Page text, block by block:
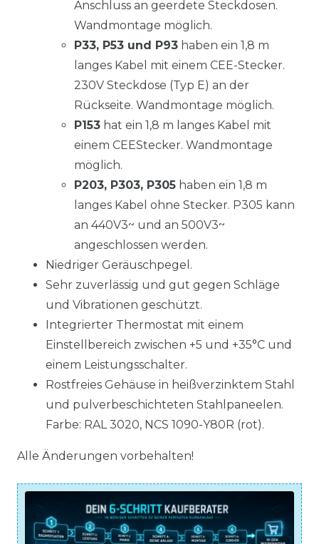
Anschluss an geerdete Steckdosen.
Wandmontage möglich.
P33, P53 und P93 haben ein 1,8 m
langes Kabel mit einem CEE-Stecker.
230V Steckdose (Typ E) an der
Rückseite. Wandmontage möglich.
P153 hat ein 1,8 m langes Kabel mit
einem CEEStecker. Wandmontage
möglich.
P203, P303, P305 haben ein 1,8 m
langes Kabel ohne Stecker. P305 kann
an 440V3~ und an 500V3~
angeschlossen werden.
Niedriger Geräuschpegel.
Sehr zuverlässig und gut gegen Schläge
und Vibrationen geschützt.
Integrierter Thermostat mit einem
Einstellbereich zwischen +5 und +35°C und
einem Leistungsschalter.
Rostfreies Gehäuse in heißverzinktem Stahl
und pulverbeschichteten Stahlpaneelen.
Farbe: RAL 3020, NCS 1090-Y80R (rot).
Alle Änderungen vorbehalten!